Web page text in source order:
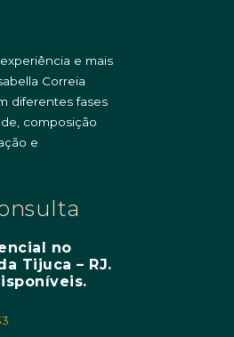
e mais
Correia
diferentes fases
composição
e
no
Tijuca – RJ.